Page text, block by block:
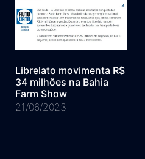
Librelato movimenta R$
34 milhões na Bahia
Farm Show
21/06/2023